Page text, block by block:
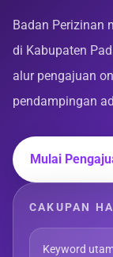
Badan Perizinan
di Kabupaten
alur pengajuan
pendampingan
Mulai
CAKUPAN
Keyword